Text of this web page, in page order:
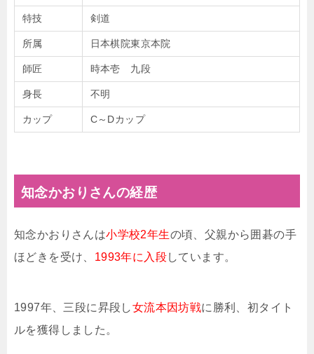
特技 剣道
所属 日本棋院東京本院
師匠 時本壱 九段
身長 不明
カップ C～Dカップ
知念かおりさんの経歴
知念かおりさんは小学校2年生の頃、父親から囲碁の手
ほどきを受け、 1993年に入段しています。
1997年、三段に昇段し女流本因坊戦に勝利、初タイト
ルを獲得しました。